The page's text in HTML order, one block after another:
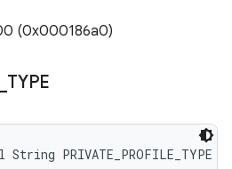
(0x000186a0)
TYPE
PRIVATE_PROFILE_TYPE